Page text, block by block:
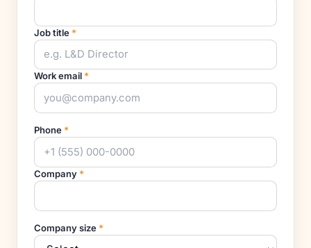
Job title *
Work email *
Phone *
Company *
Company size *